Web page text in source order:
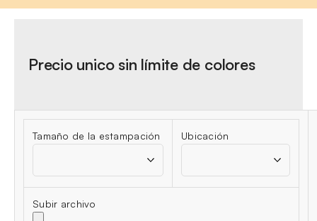
Precio unico sin límite de colores
Tamaño de la estampación Ubicación
Subir archivo